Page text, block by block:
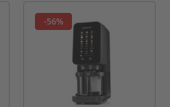
-56%